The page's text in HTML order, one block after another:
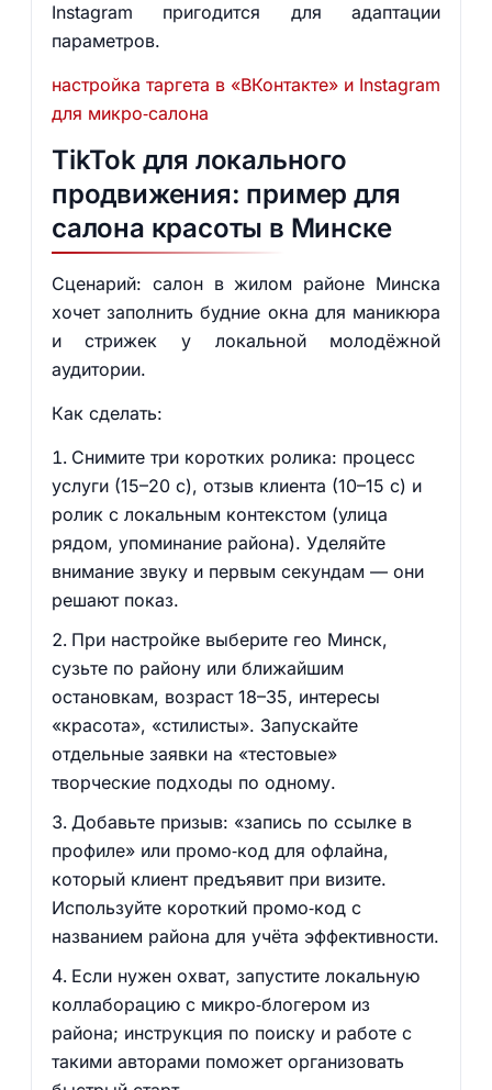
Instagram пригодится для адаптации
параметров.
настройка таргета в «ВКонтакте» и Instagram
для микро‑салона
TikTok для локального
продвижения: пример для
салона красоты в Минске
Сценарий: салон в жилом районе Минска
хочет заполнить будние окна для маникюра
и стрижек у локальной молодёжной
аудитории.
Как сделать:
Снимите три коротких ролика: процесс
услуги (15–20 с), отзыв клиента (10–15 с) и
ролик с локальным контекстом (улица
рядом, упоминание района). Уделяйте
внимание звуку и первым секундам — они
решают показ.
При настройке выберите гео Минск,
сузьте по району или ближайшим
остановкам, возраст 18–35, интересы
«красота», «стилисты». Запускайте
отдельные заявки на «тестовые»
творческие подходы по одному.
Добавьте призыв: «запись по ссылке в
профиле» или промо‑код для офлайна,
который клиент предъявит при визите.
Используйте короткий промо‑код с
названием района для учёта эффективности.
Если нужен охват, запустите локальную
коллаборацию с микро‑блогером из
района; инструкция по поиску и работе с
такими авторами поможет организовать